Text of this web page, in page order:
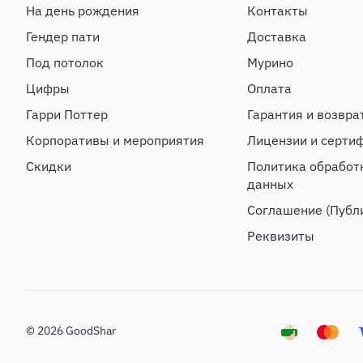
На день рождения
Гендер пати
Под потолок
Цифры
Гарри Поттер
Корпоративы и мероприятия
Скидки
Контакты
Доставка
Мурино
Оплата
Гарантия и
Лицензии и
Политика
данных
Соглашение
Реквизиты
© 2026 GoodShar